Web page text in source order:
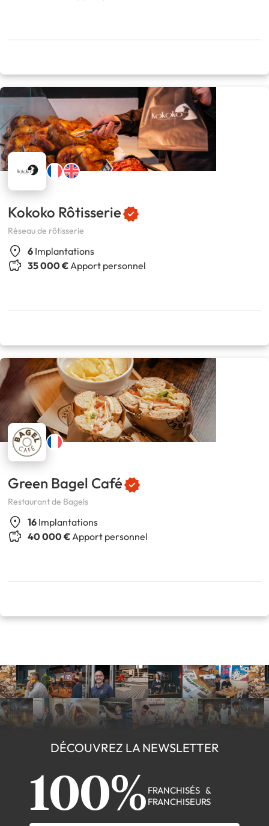
Kokoko Rôtisserie
Réseau de rôtisserie
6 Implantations
35 000 € Apport personnel
Green Bagel Café
Restaurant de Bagels
16 Implantations
40 000 € Apport personnel
DÉCOUVREZ LA NEWSLETTER
100% FRANCHISÉS &
FRANCHISEURS